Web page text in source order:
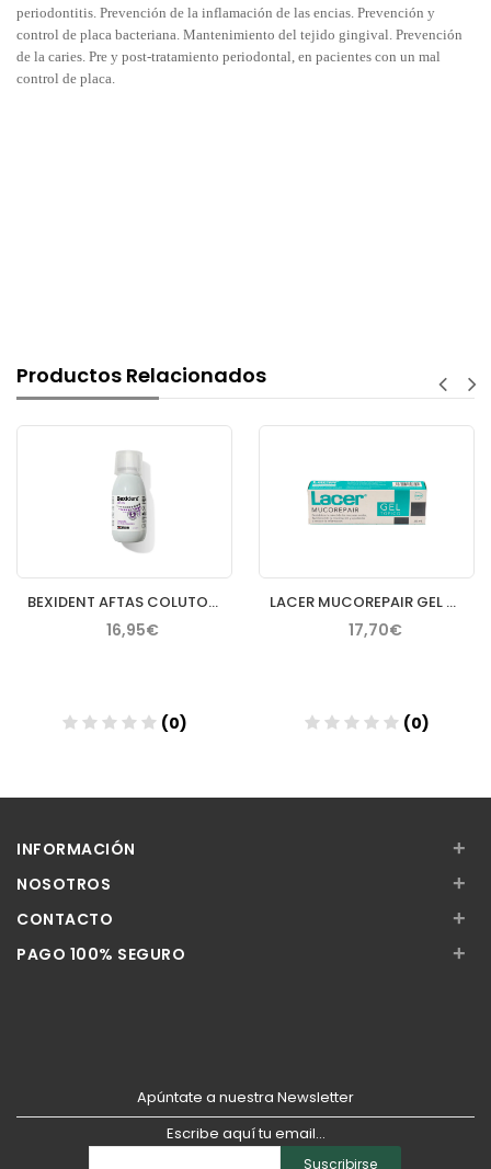
periodontitis. Prevención de la inflamación de las encias. Prevención y
control de placa bacteriana. Mantenimiento del tejido gingival. Prevención
de la caries. Pre y post-tratamiento periodontal, en pacientes con un mal
control de placa.
Productos Relacionados
BEXIDENT AFTAS COLUTORIO BUCAL PROTECTOR 120 ML
16,95€
(0)
LACER MUCOREPAIR GEL TOPICO 30 ML
17,70€
(0)
INFORMACIÓN +
NOSOTROS +
CONTACTO +
PAGO 100% SEGURO +
Apúntate a nuestra Newsletter
Escribe aquí tu email...
Suscribirse